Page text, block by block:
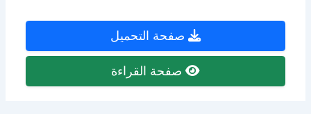
صفحة التحميل
صفحة القراءة